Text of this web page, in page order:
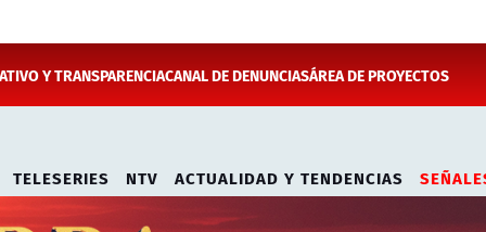
Y TRANSPARENCIACANAL DE DENUNCIASÁREA DE PROYECTOS
TELESERIES NTV ACTUALIDAD Y TENDENCIAS